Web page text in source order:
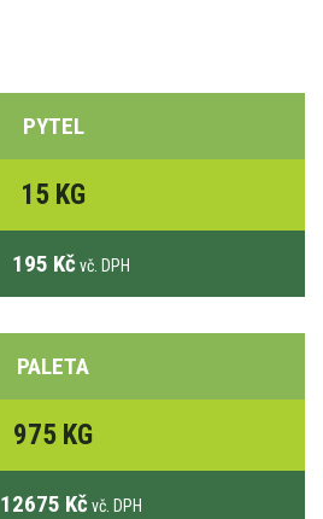
PYTEL
15 KG
195 Kč vč. DPH
PALETA
975 KG
12675 Kč vč. DPH